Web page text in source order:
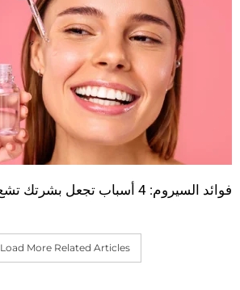
فوائد السيروم: 4 أسباب تجعل بشرتك تشع جمالاً
Load More Related Articles